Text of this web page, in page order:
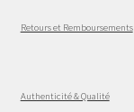
Retours et Remboursements
Authenticité & Qualité